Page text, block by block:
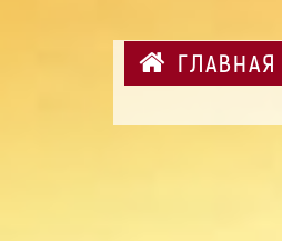
ГЛАВНАЯ